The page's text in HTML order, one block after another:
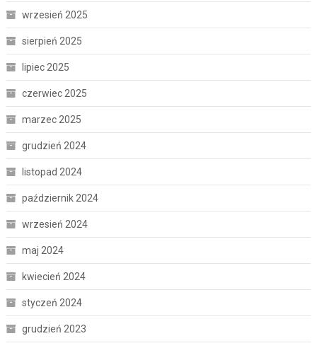
wrzesień 2025
sierpień 2025
lipiec 2025
czerwiec 2025
marzec 2025
grudzień 2024
listopad 2024
październik 2024
wrzesień 2024
maj 2024
kwiecień 2024
styczeń 2024
grudzień 2023